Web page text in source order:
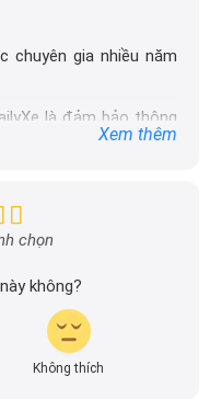
chuyên gia nhiều năm
là đảm bảo thông
thường
Xem thêm
chọn
không?
Không thích